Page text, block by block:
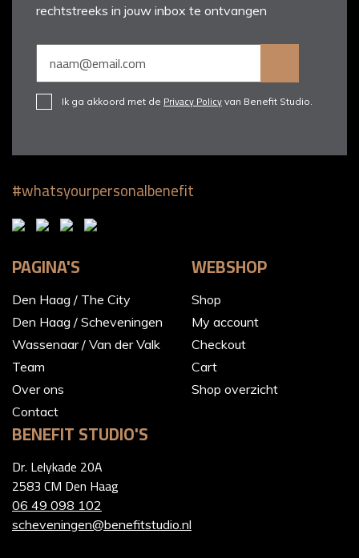
rechtstreeks in jouw inbox te ontvangen
Ik ga akkoord met de Privacy Policy van Benefit Studio.
#whatsyourpersonalbenefit
PAGINA'S
Den Haag / The City
Den Haag / Scheveningen
Wassenaar / Van der Valk
Team
Over ons
Contact
WEBSHOP
Shop
My account
Checkout
Cart
Shop overzicht
BENEFIT STUDIO'S
Dr. Lelykade 20A
2583 CM Den Haag
06 49 098 102
scheveningen@benefitstudio.nl